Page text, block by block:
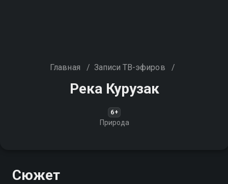
Главная / Записи ТВ-эфиров /
Река Курузак
6+
Природа
Сюжет